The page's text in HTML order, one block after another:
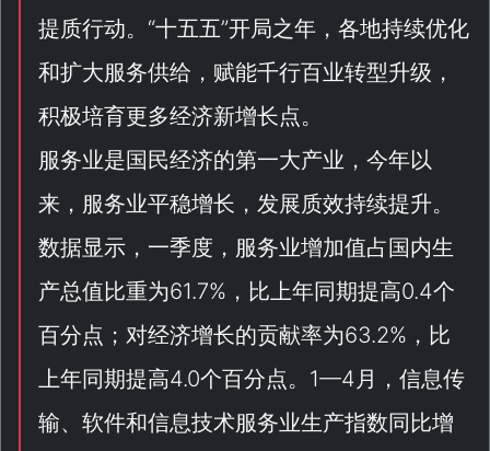
提质行动。“十五五”开局之年，各地持续优化
和扩大服务供给，赋能千行百业转型升级，
积极培育更多经济新增长点。
服务业是国民经济的第一大产业，今年以
来，服务业平稳增长，发展质效持续提升。
数据显示，一季度，服务业增加值占国内生
产总值比重为61.7%，比上年同期提高0.4个
百分点；对经济增长的贡献率为63.2%，比
上年同期提高4.0个百分点。1—4月，信息传
输、软件和信息技术服务业生产指数同比增